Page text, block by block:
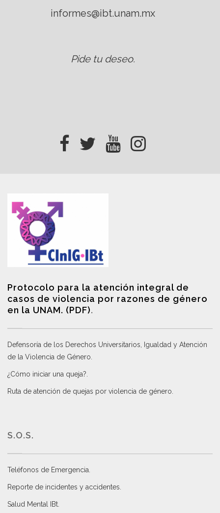
informes@ibt.unam.mx
Pide tu deseo.
Protocolo para la atención integral de
casos de violencia por razones de género
en la UNAM. (PDF).
Defensoría de los Derechos Universitarios, Igualdad y Atención
de la Violencia de Género
¿Cómo iniciar una queja?
Ruta de atención de quejas por violencia de género
S.O.S.
Teléfonos de Emergencia.
Reporte de incidentes y accidentes
Salud Mental IBt